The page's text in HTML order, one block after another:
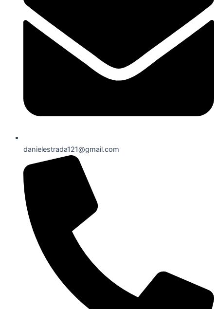
danielestrada121@gmail.com